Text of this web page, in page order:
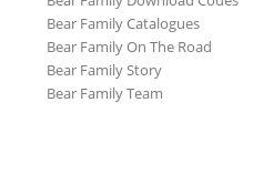
Bear Family Catalogues
Bear Family On The Road
Bear Family Story
Bear Family Team